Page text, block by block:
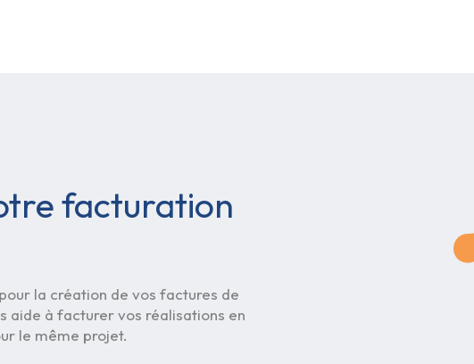
facturation
la création de vos factures de
aide à facturer vos réalisations en
le même projet.